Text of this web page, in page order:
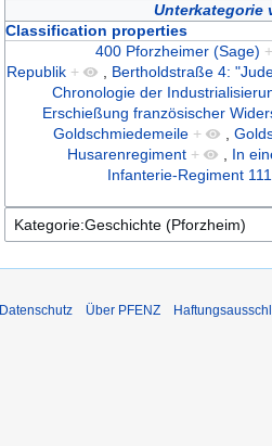
Unterkategorie
Classification properties
400 Pforzheimer (Sage)
Republik +
Bertholdstraße 4:
Chronologie der
Erschießung französischer
Goldschmiedemeile + ,
Husarenregiment +
In
Infanterie-Regiment 111
Datenschutz Über PFENZ